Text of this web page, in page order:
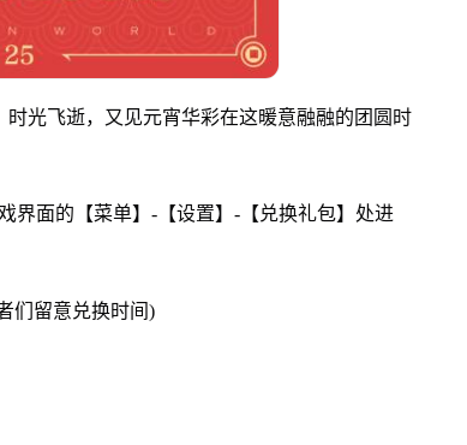
光飞逝，又见元宵华彩在这暖意融融的团圆时
界面的【菜单】-【设置】-【兑换礼包】处进
们留意兑换时间)